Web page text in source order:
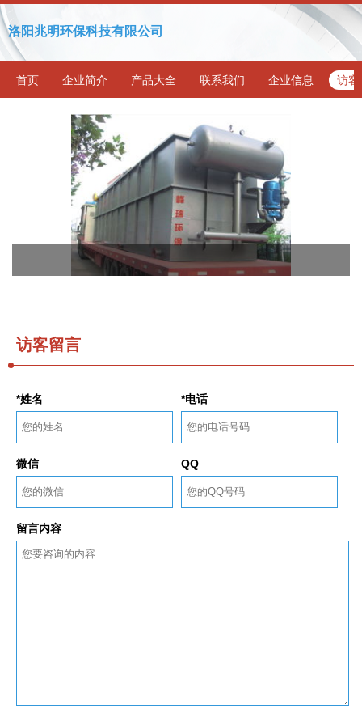
洛阳兆明环保科技有限公司
首页 企业简介 产品大全 联系我们 企业信息 访客
访客留言
*姓名 *电话
微信 QQ
留言内容